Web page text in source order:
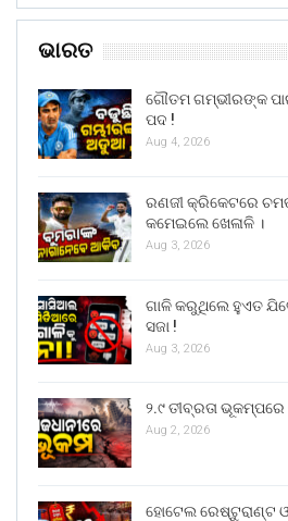
ଭାରତ
ଗୌତମ ଗମ୍ଭୀରଙ୍କ
ପଦ !
Aug 4, 2026
ରଣଜୀ କ୍ରିକେଟରେ
କମେଇଲେ ଖେଳାଳି ।
Aug 3, 2026
ଗାଳି କରୁଥିଲେ ହୁଏତ
ସଜା !
Aug 3, 2026
୨.୯ ତୀବ୍ରତା ଭୂକମ୍ପରେ
Aug 2, 2026
ହୋଟେଲ ରେଷ୍ଟୁରାଣ୍ଟ